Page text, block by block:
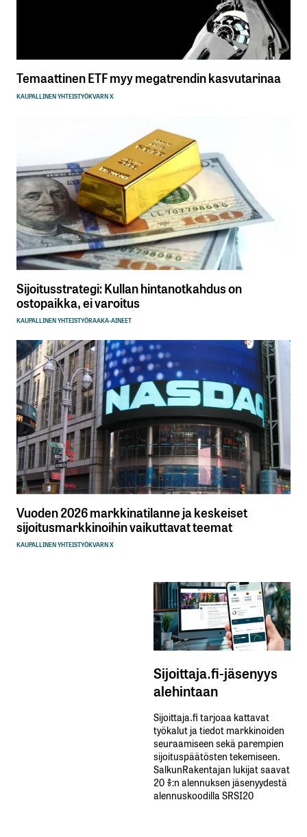
Temaattinen ETF myy megatrendin kasvutarinaa
KAUPALLINEN YHTEISTYÖKVARN X
Sijoitusstrategi: Kullan hintanotkahdus on
ostopaikka, ei varoitus
KAUPALLINEN YHTEISTYÖRAAKA-AINEET
Vuoden 2026 markkinatilanne ja keskeiset
sijoitusmarkkinoihin vaikuttavat teemat
KAUPALLINEN YHTEISTYÖKVARN X
Sijoittaja.fi-jäsenyys
alehintaan
Sijoittaja.fi tarjoaa kattavat
työkalut ja tiedot markkinoiden
seuraamiseen sekä parempien
sijoituspäätösten tekemiseen.
SalkunRakentajan lukijat saavat
20 %:n alennuksen jäsenyydestä
alennuskoodilla SRSI20